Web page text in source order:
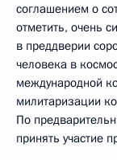
соглашением о
отметить, очень
в преддверии
человека в
международной
милитаризации
По
принять участие